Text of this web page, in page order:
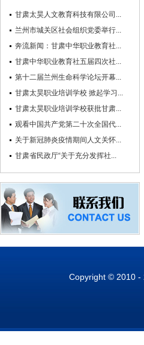
甘肃太昊人文教育科技有限公司...
兰州市城关区社会组织党委举行...
奔流新闻：甘肃中华职业教育社...
甘肃中华职业教育社五届四次社...
第十二届兰州生命科学论坛开幕...
甘肃太昊职业培训学校 掀起学习...
甘肃太昊职业培训学校获批甘肃...
观看中国共产党第二十次全国代...
关于新冠肺炎疫情期间人文关怀...
甘肃省民政厅“关于充分发挥社...
Copyright © 2010 -